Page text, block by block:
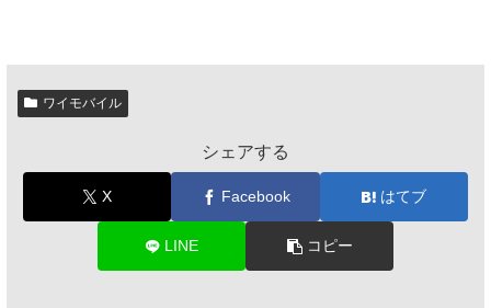
ワイモバイル
シェアする
X Facebook はてブ
LINE コピー